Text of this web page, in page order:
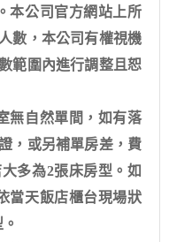
本公司官方網站上所
數，本公司有權視機
範圍內進行調整且恕
無自然單間，如有落
，或另補單房差，費
多為2張床房型。如
當天飯店櫃台現場狀